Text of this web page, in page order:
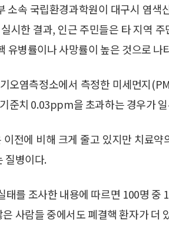
소속 국립환경과학원이 대구시 염
시한 결과, 인근 주민들은 타 지역
유병률이나 사망률이 높은 것으로 나
오염측정소에서 측정한 미세먼지
준치 0.03ppm을 초과하는 경우가
이전에 비해 크게 줄고 있지만 치료
질병이다.
태를 조사한 내용에 따르면 100명 중
사람들 중에서도 폐결핵 환자가 더